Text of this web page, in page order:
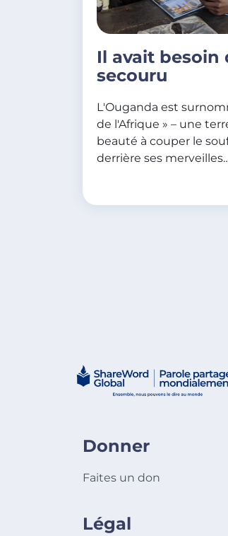
Il avait besoin
secouru
L'Ouganda est
de l'Afrique » – une
beauté à couper le
derrière ses
Donner
Faites un don
Légal